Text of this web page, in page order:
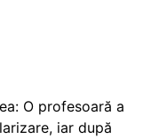
O profesoară a
iar după